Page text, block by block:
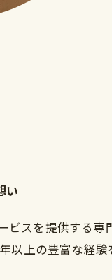
い
スを提供する専
以上の豊富な経